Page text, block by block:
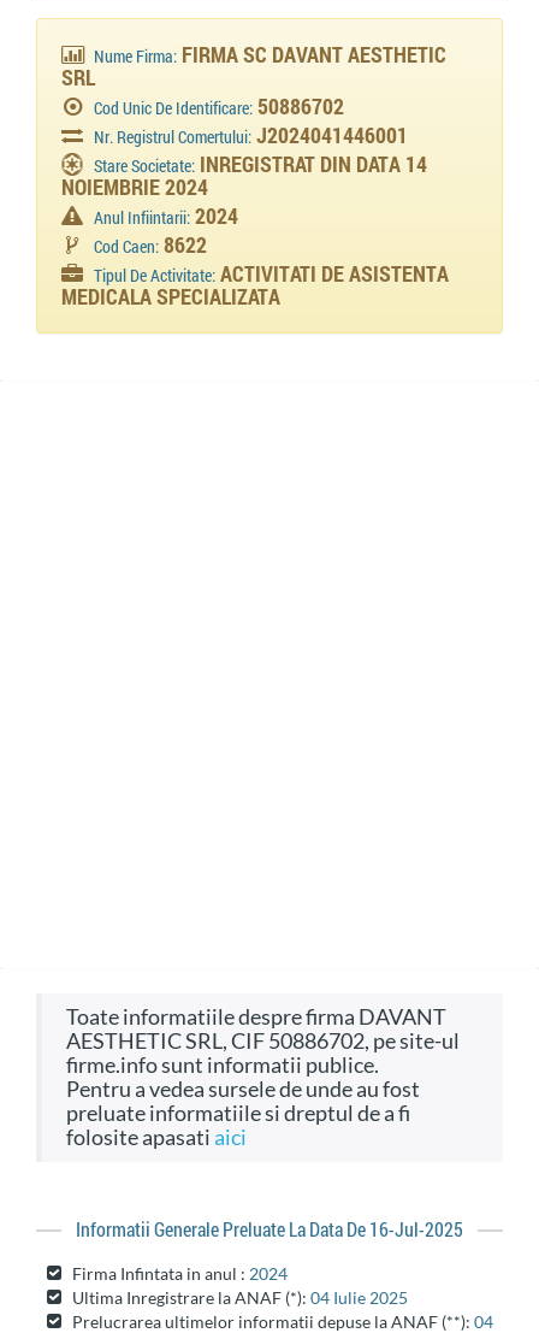
Nume Firma: FIRMA SC DAVANT AESTHETIC
SRL
Cod Unic De Identificare: 50886702
Nr. Registrul Comertului: J2024041446001
Stare Societate: INREGISTRAT DIN DATA 14
NOIEMBRIE 2024
Anul Infiintarii: 2024
Cod Caen: 8622
Tipul De Activitate: ACTIVITATI DE ASISTENTA
MEDICALA SPECIALIZATA
Toate informatiile despre firma DAVANT
AESTHETIC SRL, CIF 50886702, pe site-ul
firme.info sunt informatii publice.
Pentru a vedea sursele de unde au fost
preluate informatiile si dreptul de a fi
folosite apasatiaici
Informatii Generale Preluate La Data De 16-Jul-2025
Firma Infintata in anul : 2024
Ultima Inregistrare la ANAF (*): 04 Iulie 2025
Prelucrarea ultimelor informatii depuse la ANAF (**): 04